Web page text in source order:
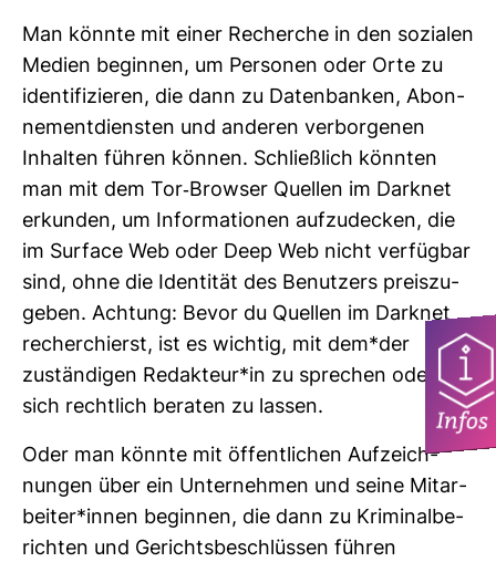
Man könnte mit einer Recherche in den sozialen
Medien beginnen, um Per­sonen oder Orte zu
iden­ti­fi­zieren, die dann zu Daten­banken, Abon­
ne­ment­diensten und anderen ver­bor­genen
Inhalten führen können. Schließ­lich könnten
man mit dem Tor-​Browser Quellen im Darknet
erkunden, um Infor­ma­tionen auf­zu­de­cken, die
im Sur­face Web oder Deep Web nicht ver­fügbar
sind, ohne die Iden­tität des Benut­zers preis­zu­
geben. Ach­tung: Bevor du Quellen im Darknet
recher­chierst, ist es wichtig, mit dem*der
zustän­digen Redak­teur*in zu spre­chen oder
sich recht­lich beraten zu lassen.
Oder man könnte mit öffent­li­chen Auf­zeich­
nungen über ein Unter­nehmen und seine Mit­ar­
beiter*innen beginnen, die dann zu Kri­mi­nal­be­
richten und Gerichts­be­schlüssen führen
Infos